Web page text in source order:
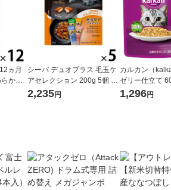
ヵ月
かチ
12袋
シーバ デュオプラス 毛玉ケ
アセレクション 200g 5個 キ
ャットフード 猫 ドライ
2,235円
カルカン（
ゼリー仕立て
スジャパン キ
1,296円